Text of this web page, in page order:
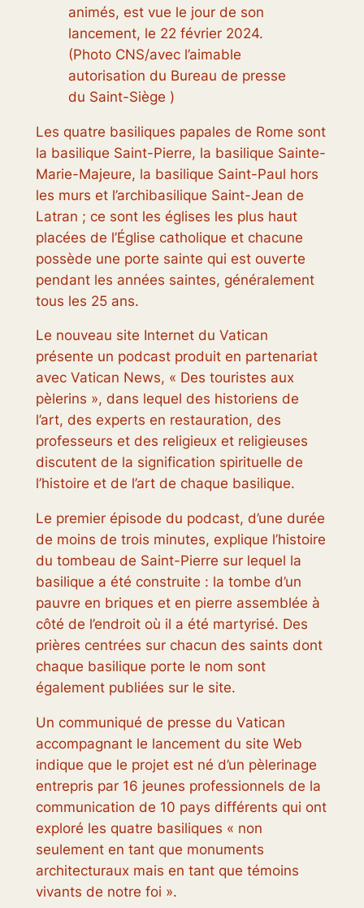
animés, est vue le jour de son
lancement, le 22 février 2024.
(Photo CNS/avec l’aimable
autorisation du Bureau de presse
du Saint-Siège )
Les quatre basiliques papales de Rome sont
la basilique Saint-Pierre, la basilique Sainte-
Marie-Majeure, la basilique Saint-Paul hors
les murs et l’archibasilique Saint-Jean de
Latran ; ce sont les églises les plus haut
placées de l’Église catholique et chacune
possède une porte sainte qui est ouverte
pendant les années saintes, généralement
tous les 25 ans.
Le nouveau site Internet du Vatican
présente un podcast produit en partenariat
avec Vatican News, « Des touristes aux
pèlerins », dans lequel des historiens de
l’art, des experts en restauration, des
professeurs et des religieux et religieuses
discutent de la signification spirituelle de
l’histoire et de l’art de chaque basilique.
Le premier épisode du podcast, d’une durée
de moins de trois minutes, explique l’histoire
du tombeau de Saint-Pierre sur lequel la
basilique a été construite : la tombe d’un
pauvre en briques et en pierre assemblée à
côté de l’endroit où il a été martyrisé. Des
prières centrées sur chacun des saints dont
chaque basilique porte le nom sont
également publiées sur le site.
Un communiqué de presse du Vatican
accompagnant le lancement du site Web
indique que le projet est né d’un pèlerinage
entrepris par 16 jeunes professionnels de la
communication de 10 pays différents qui ont
exploré les quatre basiliques « non
seulement en tant que monuments
architecturaux mais en tant que témoins
vivants de notre foi ».